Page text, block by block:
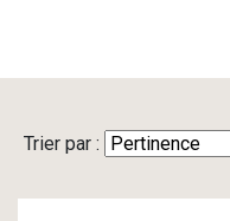
Trier par :